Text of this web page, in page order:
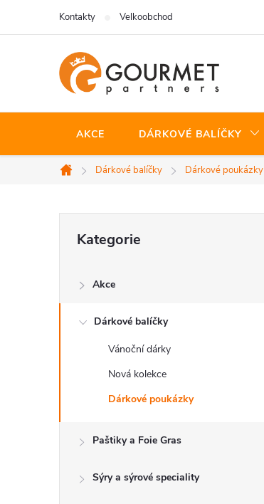
Kontakty Velkoobchod
AKCE DÁRKOVÉ BALÍČKY
Domů
Dárkové balíčky Dárkové poukázky
s
kategorie
Kategorie
Akce
Dárkové balíčky
Vánoční dárky
Nová kolekce
Dárkové poukázky
Paštiky a Foie Gras
Sýry a sýrové speciality